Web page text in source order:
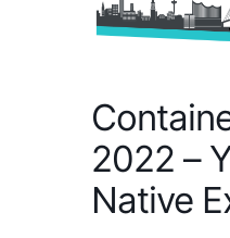
2022 –
Native